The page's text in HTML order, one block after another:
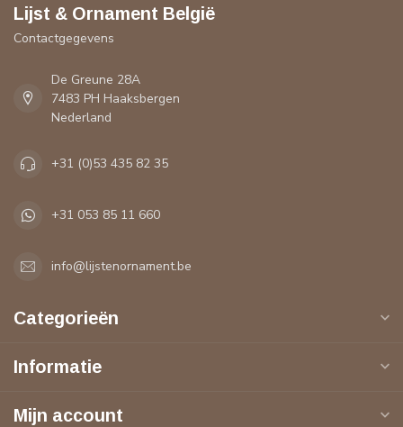
Lijst & Ornament België
Contactgegevens
De Greune 28A
7483 PH Haaksbergen
Nederland
+31 (0)53 435 82 35
+31 053 85 11 660
info@lijstenornament.be
Categorieën
Informatie
Mijn account